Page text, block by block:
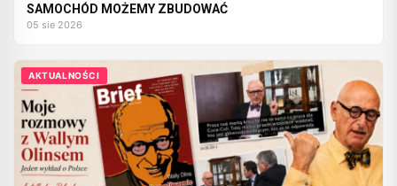
SAMOCHÓD MOŻEMY ZBUDOWAĆ
05 sie 2026
AKTUALNOŚCI